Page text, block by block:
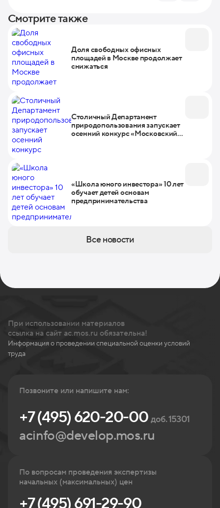
Смотрите также
Доля свободных офисных
площадей в Москве продолжает
снижаться
Столичный Департамент
природопользования запускает
осенний конкурс «Московский
«Школа юного инвестора» 10 лет
обучает детей основам
предпринимательства
Все новости
При использовании материалов
ссылка на сайт ac.mos.ru обязательна!
Информация о проведении специальной оценки условий
труда
Позвоните или напишите нам:
+7 (495) 620-20-00доб. 15301
acinfo@develop.mos.ru
По вопросам проведения экспертизы
начальных (максимальных) цен
+7 (495) 691-29-90